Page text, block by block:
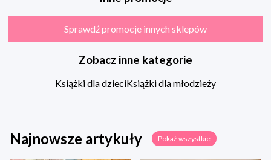
Sprawdź promocje innych sklepów
Zobacz inne kategorie
Książki dla dzieciKsiążki dla młodzieży
Najnowsze artykuły Pokaż wszystkie